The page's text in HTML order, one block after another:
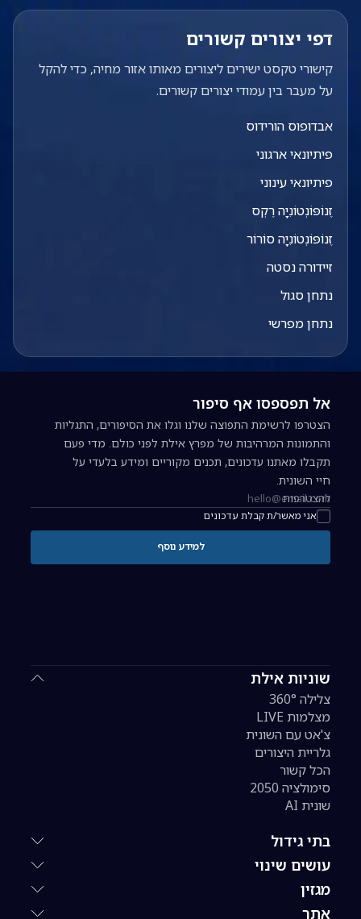
דפי יצורים קשורים
קישורי טקסט ישירים ליצורים מאותו אזור מחיה, כדי להקל
על מעבר בין עמודי יצורים קשורים.
אבדופוס הורידוס
פיתיונאי ארגוני
פיתיונאי עינוני
זֶנוֹפּוֹנְטוֹנִיָה רֶקְס
זֶנוֹפּוֹנְטוֹנִיָה סוֹרוֹר
זיידורה נסטה
נתחן סגול
נתחן מפרשי
שוניות אילת
צלילה 360°
מצלמות LIVE
צ'אט עם השונית
גלריית היצורים
הכל קשור
סימולציה 2050
שונית AI
בתי גידול
עושים שינוי
מגזין
אתר
אל תפספסו אף סיפור
הצטרפו לרשימת התפוצה שלנו וגלו את הסיפורים, התגליות
והתמונות המרהיבות של מפרץ אילת לפני כולם. מדי פעם
תקבלו מאתנו עדכונים, תכנים מקוריים ומידע בלעדי על
חיי השונית.
כתובת אימייל להרשמה לניוזלטר
אני מאשר/ת קבלת עדכונים
להצטרפות
למידע נוסף